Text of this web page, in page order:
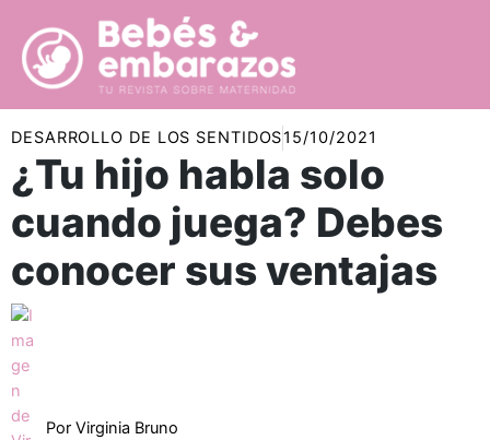
contenido
DESARROLLO DE LOS SENTIDOS15/10/2021
¿Tu hijo habla solo
cuando juega? Debes
conocer sus ventajas
Por Virginia Bruno